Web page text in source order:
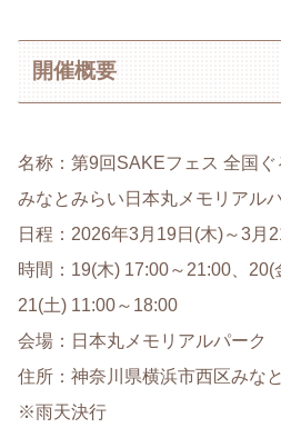
開催概要
名称：第9回SAKEフェス 全国
みなとみらい日本丸メモリアル
日程：2026年3月19日(木)～3月
時間：19(木) 17:00～21:00、20(
21(土) 11:00～18:00
会場：日本丸メモリアルパーク
住所：神奈川県横浜市西区みな
※雨天決行